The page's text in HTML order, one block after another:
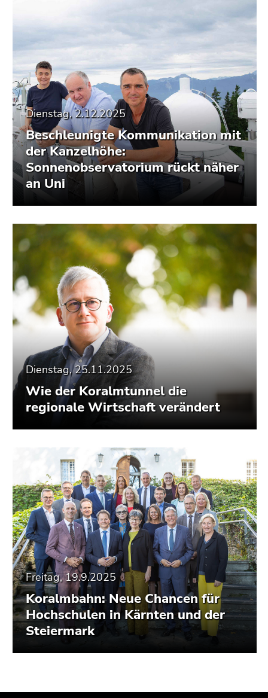
Dienstag, 2.12.2025
Beschleunigte Kommunikation mit
der Kanzelhöhe:
Sonnenobservatorium rückt näher
an Uni
Dienstag, 25.11.2025
Wie der Koralmtunnel die
regionale Wirtschaft verändert
Freitag, 19.9.2025
Koralmbahn: Neue Chancen für
Hochschulen in Kärnten und der
Steiermark